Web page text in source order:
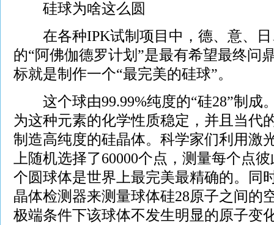
硅球为啥这么圆
在各种IPK试制项目中，德、意、日
的“阿佛伽德罗计划”是最有希望最终问
标就是制作一个“最完美的硅球”。
这个球由99.99%纯度的“硅28”制成
为这种元素的化学性质稳定，并且当代
制造高纯度的硅晶体。科学家们利用激
上随机选择了60000个点，测量每个点
个圆球体是世界上最完美最精确的。同
晶体检测器来测量球体硅28原子之间的
极端条件下该球体不发生明显的原子变